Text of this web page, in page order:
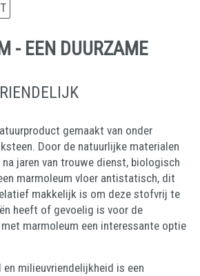
- EEN DUURZAME
gemaakt van onder
Door de natuurlijke materialen
jaren van trouwe dienst, biologisch
marmoleum vloer antistatisch, dit
makkelijk is om deze stofvrij te
heeft of gevoelig is voor de
marmoleum een interessante optie
en milieuvriendelijkheid is een